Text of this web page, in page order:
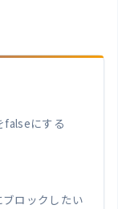
falseにする
ロックしたい